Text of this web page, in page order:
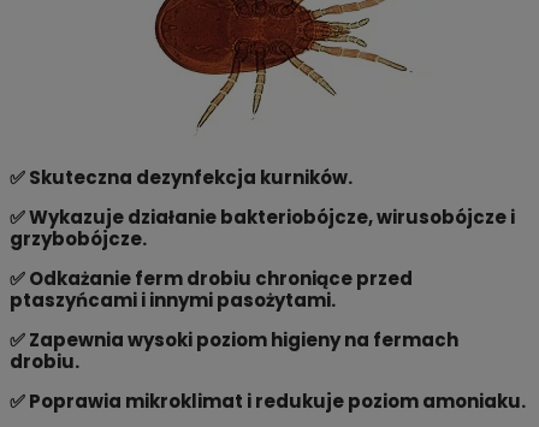
✅ Skuteczna dezynfekcja kurników.
✅ Wykazuje działanie bakteriobójcze, wirusobójcze i
grzybobójcze.
✅ Odkażanie ferm drobiu chroniące przed
ptaszyńcami i innymi pasożytami.
✅ Zapewnia wysoki poziom higieny na fermach
drobiu.
✅ Poprawia mikroklimat i redukuje poziom amoniaku.